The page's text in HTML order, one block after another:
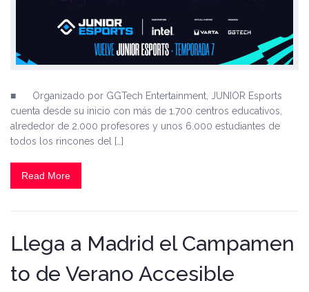
■ Organizado por GGTech Entertainment, JUNIOR Esports
cuenta desde su inicio con más de 1.700 centros educativos,
alrededor de 2.000 profesores y unos 6.000 estudiantes de
todos los rincones del […]
Read More
Llega a Madrid el Campamen
to de Verano Accesible